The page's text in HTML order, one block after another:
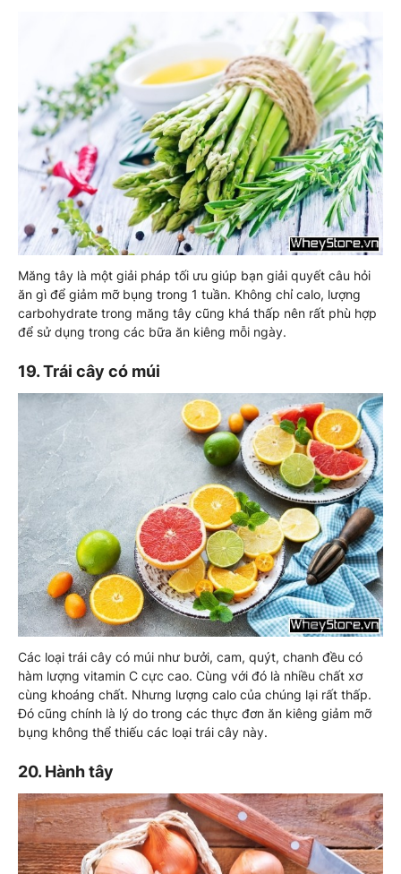
Măng tây là một giải pháp tối ưu giúp bạn giải quyết câu hỏi
ăn gì để giảm mỡ bụng trong 1 tuần. Không chỉ calo, lượng
carbohydrate trong măng tây cũng khá thấp nên rất phù hợp
để sử dụng trong các bữa ăn kiêng mỗi ngày.
19. Trái cây có múi
Các loại trái cây có múi như bưởi, cam, quýt, chanh đều có
hàm lượng vitamin C cực cao. Cùng với đó là nhiều chất xơ
cùng khoáng chất. Nhưng lượng calo của chúng lại rất thấp.
Đó cũng chính là lý do trong các thực đơn ăn kiêng giảm mỡ
bụng không thể thiếu các loại trái cây này.
20. Hành tây